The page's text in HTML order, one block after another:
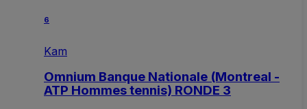
6
Kam
Omnium Banque Nationale (Montreal -
ATP Hommes tennis) RONDE 3